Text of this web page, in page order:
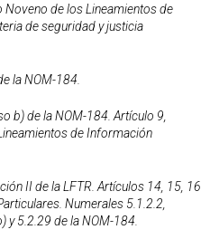
Noveno de los Lineamientos de
de seguridad y justicia
la NOM-184.
b) de la NOM-184. Artículo 9,
de Información
II de la LFTR. Artículos 14, 15,
Numerales 5.1.2.2,
y 5.2.29 de la NOM-184.